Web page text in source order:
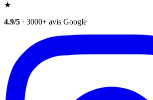
★
4.9/5 · 3000+ avis Google